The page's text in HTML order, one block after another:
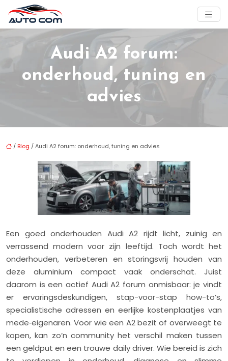
Audi A2 forum:
onderhoud, tuning en
advies
/ Blog / Audi A2 forum: onderhoud, tuning en advies
Een goed onderhouden Audi A2 rijdt licht, zuinig en
verrassend modern voor zijn leeftijd. Toch wordt het
onderhouden, verbeteren en storingsvrij houden van
deze aluminium compact vaak onderschat. Juist
daarom is een actief Audi A2 forum onmisbaar: je vindt
er ervaringsdeskundigen, stap-voor-stap how-to’s,
specialistische adressen en eerlijke kostenplaatjes van
mede‑eigenaren. Voor wie een A2 bezit of overweegt te
kopen, kan zo’n community het verschil maken tussen
een geldput en een trouwe daily driver. Wie bereid is zich